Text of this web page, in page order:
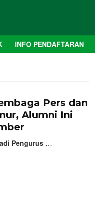
INFO PENDAFTARAN
Pers dan
Alumni Ini
Pengurus …